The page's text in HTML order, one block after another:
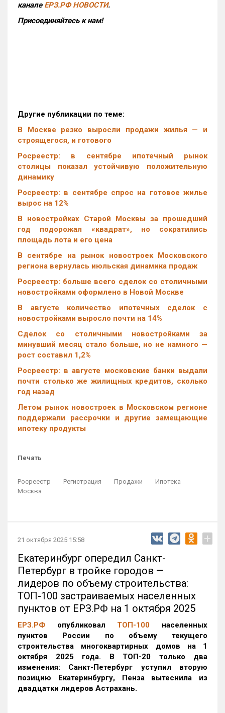
канале ЕРЗ.РФ НОВОСТИ.
Присоединяйтесь к нам!
Другие публикации по теме:
В Москве резко выросли продажи жилья — и
строящегося, и готового
Росреестр: в сентябре ипотечный рынок
столицы показал устойчивую положительную
динамику
Росреестр: в сентябре спрос на готовое жилье
вырос на 12%
В новостройках Старой Москвы за прошедший
год подорожал «квадрат», но сократились
площадь лота и его цена
В сентябре на рынок новостроек Московского
региона вернулась июльская динамика продаж
Росреестр: больше всего сделок со столичными
новостройками оформлено в Новой Москве
В августе количество ипотечных сделок с
новостройками выросло почти на 14%
Cделок со столичными новостройками за
минувший месяц стало больше, но не намного —
рост составил 1,2%
Росреестр: в августе московские банки выдали
почти столько же жилищных кредитов, сколько
год назад
Летом рынок новостроек в Московском регионе
поддержали рассрочки и другие замещающие
ипотеку продукты
Печать
Росреестр Регистрация Продажи
Ипотека
Москва
21 октября 2025 15:58 +
Екатеринбург опередил Санкт-
Петербург в тройке городов —
лидеров по объему строительства:
ТОП-100 застраиваемых населенных
пунктов от ЕРЗ.РФ на 1 октября 2025
ЕРЗ.РФ опубликовал ТОП-100 населенных
пунктов России по объему текущего
строительства многоквартирных домов на 1
октября 2025 года. В ТОП-20 только два
изменения: Санкт-Петербург уступил вторую
позицию Екатеринбургу, Пенза вытеснила из
двадцатки лидеров Астрахань.